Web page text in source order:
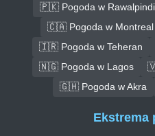
🇵🇰 Pogoda w Rawalpindi
🇨🇦 Pogoda w Montreal
🇮🇷 Pogoda w Teheran
🇳🇬 Pogoda w Lagos
🇬🇭 Pogoda w Akra
Ekstrema